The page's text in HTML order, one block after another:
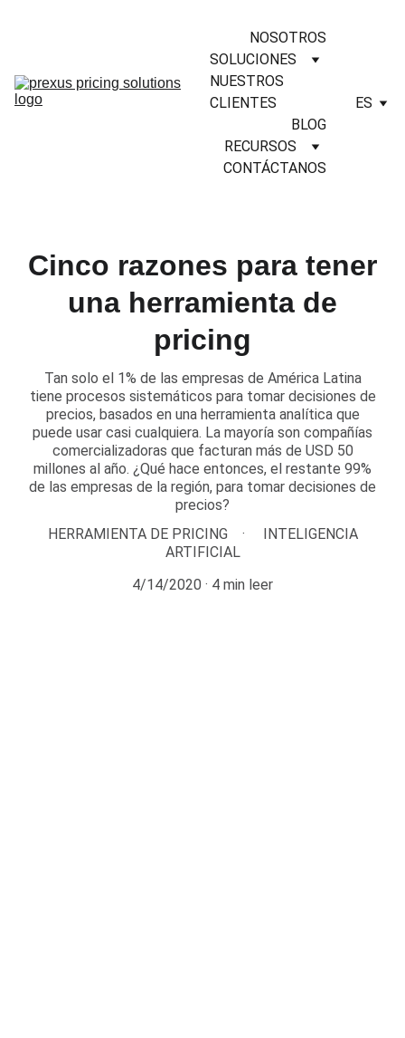
NOSOTROS
SOLUCIONES
NUESTROS
CLIENTES
BLOG
RECURSOS
CONTÁCTANOS
ES
Cinco razones para tener
una herramienta de
pricing
Tan solo el 1% de las empresas de América Latina
tiene procesos sistemáticos para tomar decisiones de
precios, basados en una herramienta analítica que
puede usar casi cualquiera. La mayoría son compañías
comercializadoras que facturan más de USD 50
millones al año. ¿Qué hace entonces, el restante 99%
de las empresas de la región, para tomar decisiones de
precios?
HERRAMIENTA DE PRICING
INTELIGENCIA
ARTIFICIAL
4/14/2020
4 min leer